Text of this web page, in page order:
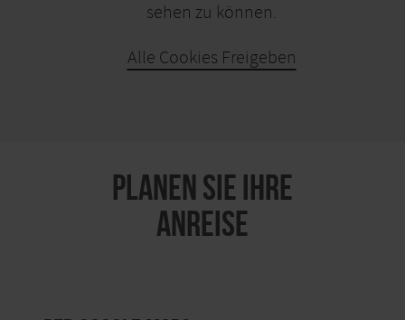
sehen zu können.
Alle Cookies Freigeben
PLANEN SIE IHRE
ANREISE